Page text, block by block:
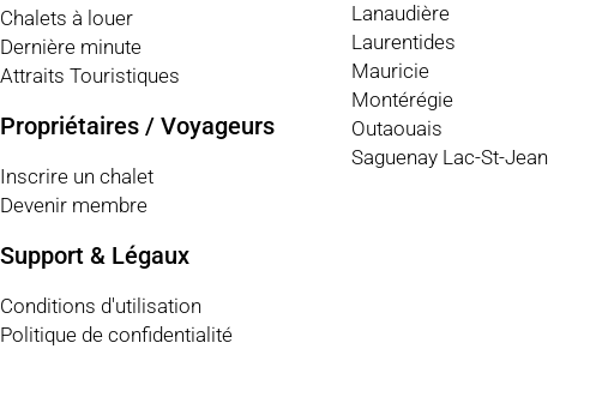
Chalets à louer
Dernière minute
Attraits Touristiques
Propriétaires / Voyageurs
Inscrire un chalet
Devenir membre
Support & Légaux
Conditions d'utilisation
Politique de confidentialité
Lanaudière
Laurentides
Mauricie
Montérégie
Outaouais
Saguenay Lac-St-Jean